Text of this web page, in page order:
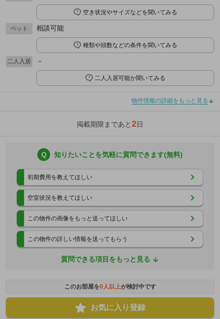
空き状況やサイズなどを聞いてみる
ペット 相談可能
種類や頭数などの条件を聞いてみる
二人入居 －
二人入居可能か聞いてみる
物件情報の詳細をもっと見る
掲載期限まであと2日
Q 知りたいことを気軽に質問できます(無料)
初期費用を教えてほしい
空室状況を教えてほしい
この物件の画像をもっと送ってほしい
この物件の詳しい情報を送ってもらう
質問できる項目をもっと見る
このお部屋を0人以上が検討中です
お気に入り登録